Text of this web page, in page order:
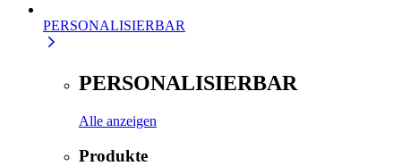
PERSONALISIERBAR
PERSONALISIERBAR
Alle anzeigen
Produkte